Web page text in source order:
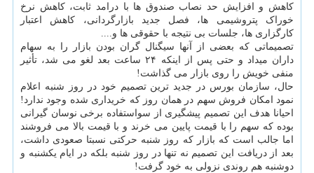
کاهش و افزایش حد نصاب صندوق ها با درامد ثابت، کاهش نرخ
خوراک پتروشیمی ها، فصل جدید بازارگردانی، کاهش اعتبار
کارگزاری ها، جلسات بی نتیجه با حقوقی ها و....
تصمیماتی که بعضی از آنها سیگنال گران بودن بازار را به سهام
داران میداد و حتی پس از اینکه ۲۴ ساعت بعد لغو می شد، تأثیر
منفی خویش را روی بازار می گذاشت!
حال، سازمان بورس در جدید ترین تصمیم خود در روز شنبه اعلام
نمود امکان فروش سهم در همان روز که خریداری شده وجود ندارد!
احیانا هدف این تصمیم پیشگیری از سواستفاده برخی نوسان گیرانی
بوده که سهم را با قیمت پایین می خرند و با قیمت بالا می فروشند
اما جالب است که بازار که روز شنبه حرکتی نسبتا صعودی داشت،
بعد از دریافت این تصمیم نه تنها در روز شنبه بلکه در ایام یکشنبه و
دوشنبه هم روندی نزولی به خود گرفت!